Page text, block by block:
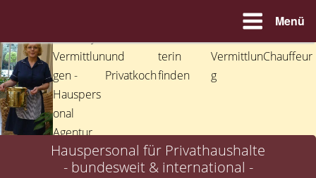
Inhalt
springen
Menü
Hauspersonal für Privathaushalte
- bundesweit & international -